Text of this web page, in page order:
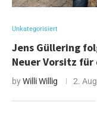
Unkategorisiert
Jens Güllering
Neuer Vorsitz
byWilli Willig 2.